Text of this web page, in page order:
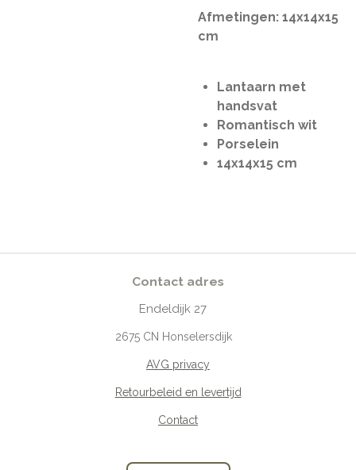
Afmetingen: 14x14x15
cm
Lantaarn met
handsvat
Romantisch wit
Porselein
14x14x15 cm
Contact adres
Endeldijk 27
2675 CN Honselersdijk
AVG privacy
Retourbeleid en levertijd
Contact